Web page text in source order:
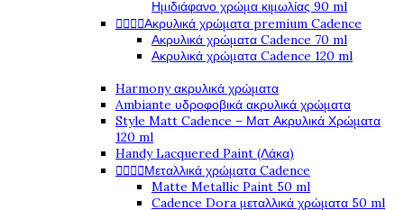
Ημιδιάφανο χρώμα κιμωλίας 90 ml
Ακρυλικά χρώματα premium Cadence
Ακρυλικά χρώματα Cadence 70 ml
Ακρυλικά χρώματα Cadence 120 ml
Harmony ακρυλικά χρώματα
Ambiante υδροφοβικά ακρυλικά χρώματα
Style Matt Cadence – Ματ Ακρυλικά Χρώματα
120 ml
Handy Lacquered Paint (Λάκα)
Μεταλλικά χρώματα Cadence
Matte Metallic Paint 50 ml
Cadence Dora μεταλλικά χρώματα 50 ml